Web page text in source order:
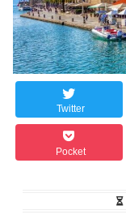
Twitter
Pocket